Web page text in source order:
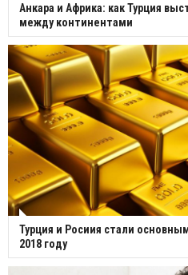
Анкара и Африка: как Турция
между континентами
Турция и Росиия стали
2018 году